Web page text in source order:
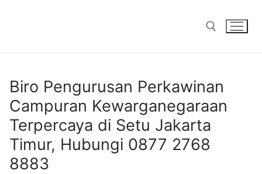
Biro Pengurusan Perkawinan
Campuran Kewarganegaraan
Terpercaya di Setu Jakarta
Timur, Hubungi 0877 2768
8883